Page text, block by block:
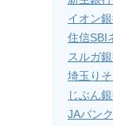
イオン
住信SBI
スルガ
埼玉り
じぶん
JAバン